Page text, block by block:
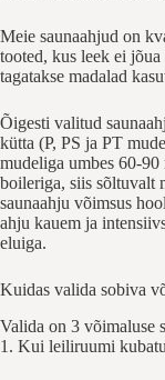
Meie saunaahjud on
tooted, kus leek ei
tagatakse madalad
Õigesti valitud
kütta (P, PS ja PT
mudeliga umbes 60-
boileriga, siis sõltuvalt
saunaahju võimsus
ahju kauem ja
eluiga.
Kuidas valida sobiva
Valida on 3 võimaluse
1. Kui leiliruumi